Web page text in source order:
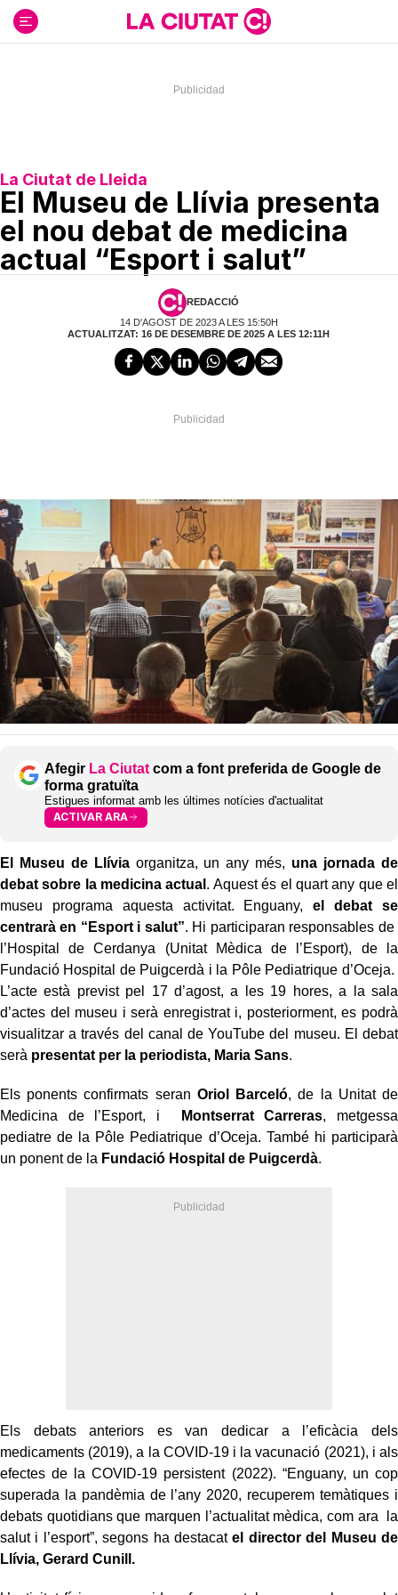
contenido
La Ciutat de Lleida
El Museu de Llívia presenta
el nou debat de medicina
actual “Esport i salut”
REDACCIÓ
14 D'AGOST DE 2023 A LES 15:50H
ACTUALITZAT: 16 DE DESEMBRE DE 2025 A LES 12:11H
Afegir La Ciutat com a font preferida de Google de
forma gratuïta
Estigues informat amb les últimes notícies d'actualitat
ACTIVAR ARA
El Museu de Llíviaorganitza, un any més, una jornada de
debat sobre la medicina actual . Aquest és el quart any que el
museu programa aquesta activitat. Enguany,el debat se
centrarà en “Esport i salut”. Hi participaran responsables de
l’Hospital de Cerdanya (Unitat Mèdica de l’Esport), de la
Fundació Hospital de Puigcerdà i la Pôle Pediatrique d’Oceja.
L’acte està previst pel 17 d’agost, a les 19 hores, a la sala
d’actes del museu i serà enregistrat i, posteriorment, es podrà
visualitzar a través del canal de YouTube del museu. El debat
serà presentat per la periodista, Maria Sans.
Els ponents confirmats seran Oriol Barceló, de la Unitat de
Medicina de l’Esport, i
Montserrat Carreras, metgessa
pediatre de la Pôle Pediatrique d’Oceja. També hi participarà
un ponent de la Fundació Hospital de Puigcerdà.
Els debats anteriors es van dedicar a l’eficàcia dels
medicaments (2019), a la COVID-19 i la vacunació (2021), i als
efectes de la COVID-19 persistent (2022). “Enguany, un cop
superada la pandèmia de l’any 2020, recuperem temàtiques i
debats quotidians que marquen l’actualitat mèdica, com ara la
salut i l’esport”, segons ha destacatel director del Museu de
Llívia, Gerard Cunill.